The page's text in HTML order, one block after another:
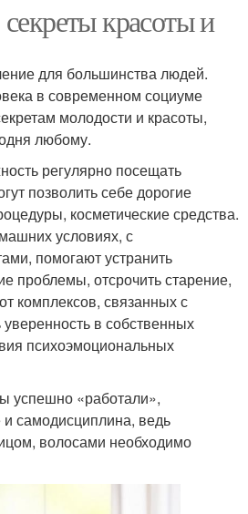
секреты красоты и
для большинства людей.
в современном социуме
молодости и красоты,
любому.
регулярно посещать
позволить себе дорогие
косметические средства.
условиях, с
помогают устранить
проблемы, отсрочить старение,
комплексов, связанных с
в собственных
психоэмоциональных
успешно «работали»,
самодисциплина, ведь
волосами необходимо